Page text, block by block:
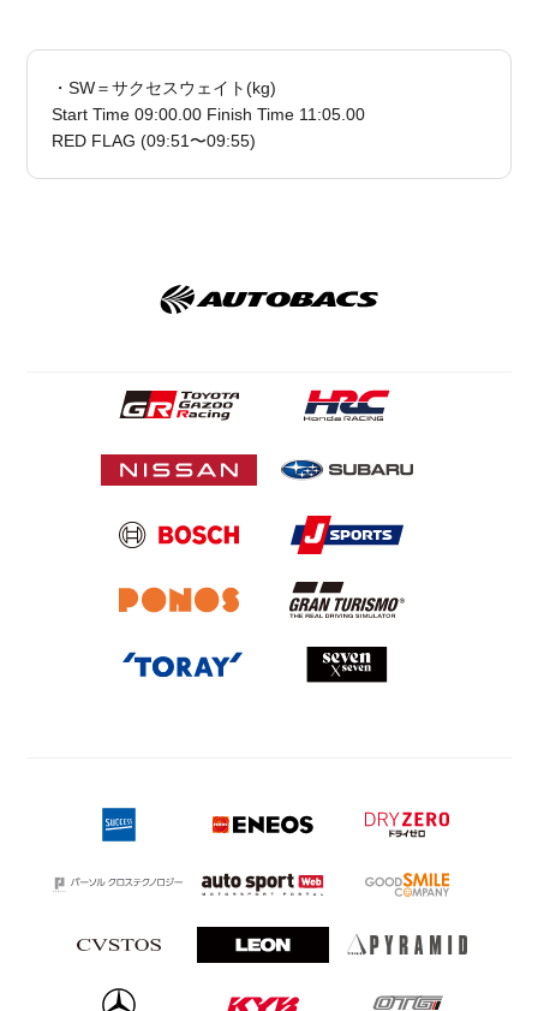
・SW＝サクセスウェイト(kg)
Start Time 09:00.00 Finish Time 11:05.00
RED FLAG (09:51〜09:55)